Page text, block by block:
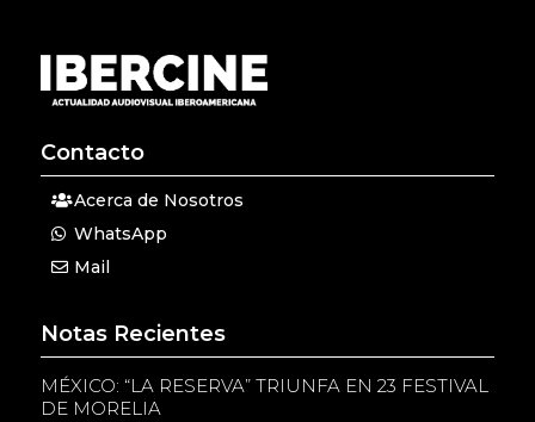
Contacto
Acerca de Nosotros
WhatsApp
Mail
Notas Recientes
MÉXICO: “LA RESERVA” TRIUNFA EN 23 FESTIVAL
DE MORELIA